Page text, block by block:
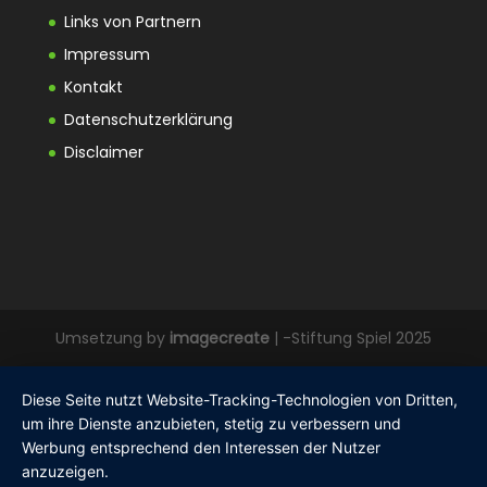
Links von Partnern
Impressum
Kontakt
Datenschutzerklärung
Disclaimer
Umsetzung by imagecreate| -Stiftung Spiel 2025
Diese Seite nutzt Website-Tracking-Technologien von Dritten,
um ihre Dienste anzubieten, stetig zu verbessern und
Werbung entsprechend den Interessen der Nutzer
anzuzeigen.